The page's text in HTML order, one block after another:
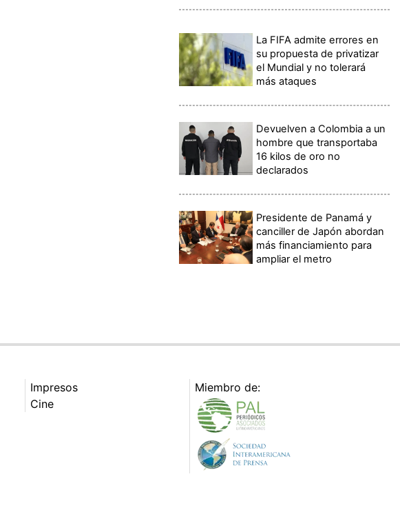
La FIFA admite errores en
su propuesta de privatizar
el Mundial y no tolerará
más ataques
Devuelven a Colombia a un
hombre que transportaba
16 kilos de oro no
declarados
Presidente de Panamá y
canciller de Japón abordan
más financiamiento para
ampliar el metro
Impresos
Cine
Miembro de: